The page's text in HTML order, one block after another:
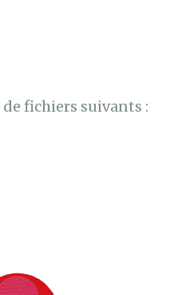
fichiers suivants :